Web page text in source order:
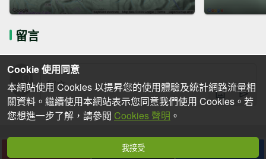
留言
下載
Cookie 使用同意
本網站使用 Cookies 以提昇您的使用體驗及統計網路流量相
關資料。繼續使用本網站表示您同意我們使用 Cookies。若
您想進一步了解，請參閱 Cookies 聲明 。
我接受